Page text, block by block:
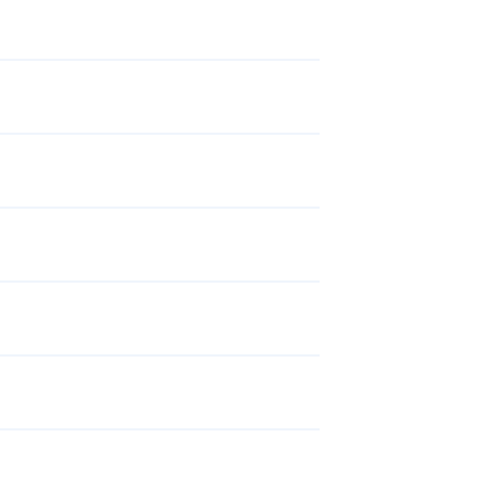
twee is de "L" -toets op het